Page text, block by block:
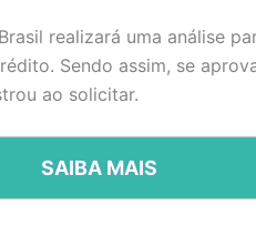
realizará uma análise
Sendo assim, se
ao solicitar.
SAIBA MAIS